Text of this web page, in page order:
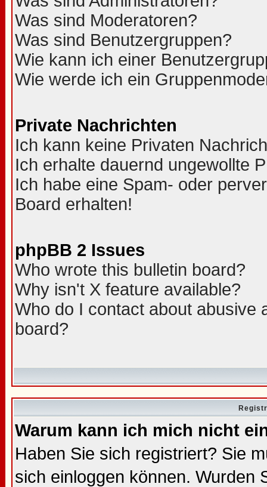
Was sind Moderatoren?
Was sind Benutzergruppen?
Wie kann ich einer
Wie werde ich ein
Private Nachrichten
Ich kann keine Privaten
Ich erhalte dauernd ungewollte
Ich habe eine Spam- oder
Board erhalten!
phpBB 2 Issues
Who wrote this bulletin board?
Why isn't X feature available?
Who do I contact about abusive
board?
Warum kann ich mich nicht
Haben Sie sich registriert? Sie
sich einloggen können. Wurden